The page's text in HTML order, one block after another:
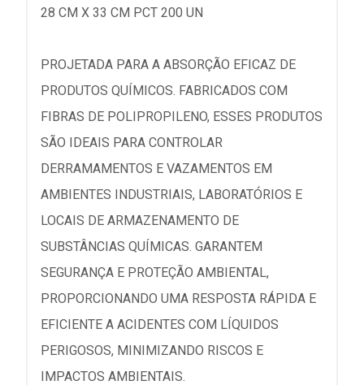
28 CM X 33 CM PCT 200 UN
PROJETADA PARA A ABSORÇÃO EFICAZ DE
PRODUTOS QUÍMICOS. FABRICADOS COM
FIBRAS DE POLIPROPILENO, ESSES PRODUTOS
SÃO IDEAIS PARA CONTROLAR
DERRAMAMENTOS E VAZAMENTOS EM
AMBIENTES INDUSTRIAIS, LABORATÓRIOS E
LOCAIS DE ARMAZENAMENTO DE
SUBSTÂNCIAS QUÍMICAS. GARANTEM
SEGURANÇA E PROTEÇÃO AMBIENTAL,
PROPORCIONANDO UMA RESPOSTA RÁPIDA E
EFICIENTE A ACIDENTES COM LÍQUIDOS
PERIGOSOS, MINIMIZANDO RISCOS E
IMPACTOS AMBIENTAIS.